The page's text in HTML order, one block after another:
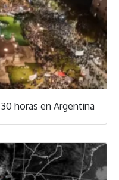
horas en Argentina